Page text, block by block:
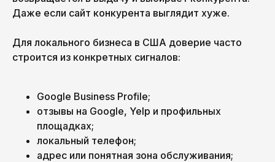
Даже если сайт конкурента выглядит хуже.
Для локального бизнеса в США доверие часто
строится из конкретных сигналов:
Google Business Profile;
отзывы на Google, Yelp и профильных
площадках;
локальный телефон;
адрес или понятная зона обслуживания;